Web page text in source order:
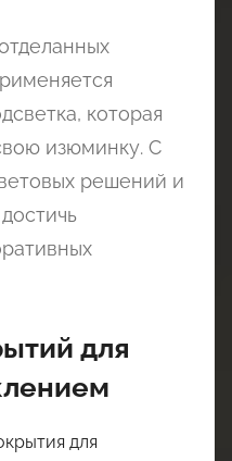
которая
изюминку. С
решений и
для
для